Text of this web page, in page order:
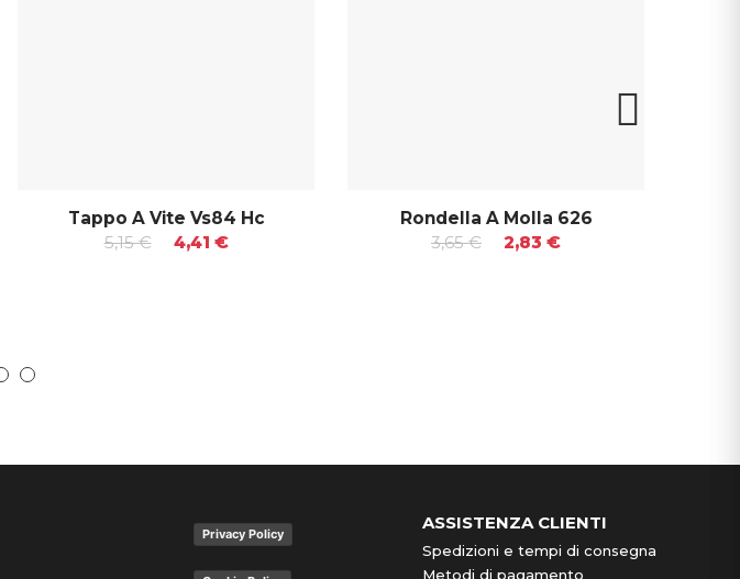
Tappo A Vite Vs84 Hc
5,15 €
4,41 €
Rondella A Molla 626
3,65 €
2,83 €
Privacy Policy
ASSISTENZA CLIENTI
Spedizioni e tempi di consegna
Metodi di pagamento